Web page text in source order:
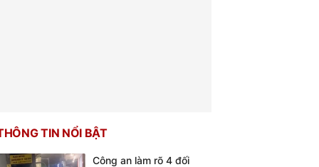
TIN NỔI BẬT
Công an làm rõ 4 đối